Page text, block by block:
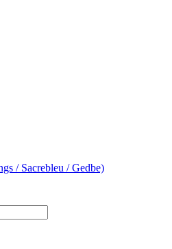
/ Sacrebleu / Gedbe)